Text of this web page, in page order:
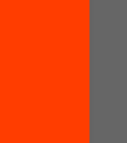
de
problema
i
com